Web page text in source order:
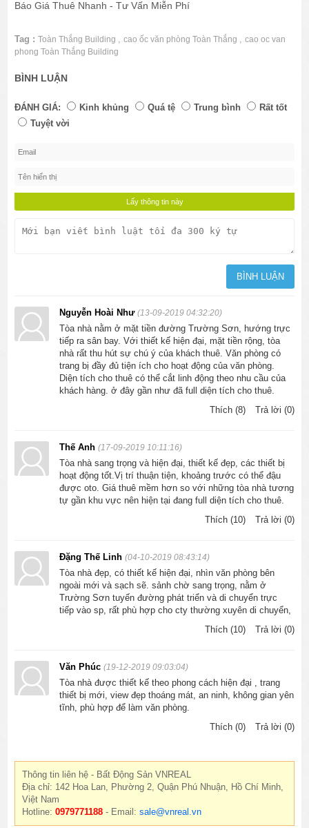
Báo Giá Thuê Nhanh - Tư Vấn Miễn Phí
Tag : Toàn Thắng Building ,cao ốc văn phòng Toàn Thắng ,cao oc van
phong Toàn Thắng Building
BÌNH LUẬN
ĐÁNH GIÁ: Kinh khủng Quá tệ Trung bình
Rất tốt
Tuyệt vời
Nguyễn Hoài Như(13-09-2019 04:32:20)
Tòa nhà nằm ở mặt tiền đường Trường Sơn, hướng trực
tiếp ra sân bay. Với thiết kế hiện đại, mặt tiền rộng, tòa
nhà rất thu hút sự chú ý của khách thuê. Văn phòng có
trang bị đầy đủ tiện ích cho hoạt động của văn phòng.
Diện tích cho thuê có thể cắt linh động theo nhu cầu của
khách hàng. ở đây gần như đã full diện tích cho thuê.
Thích (8)
Trả lời (0)
Thế Anh(17-09-2019 10:11:16)
Tòa nhà sang trọng và hiện đại, thiết kế đẹp, các thiết bị
hoạt động tốt.Vị trí thuận tiện, khoảng trước có thể đậu
được oto. Giá thuê mềm hơn so với những tòa nhà tương
tự gần khu vực nên hiện tại đang full diện tích cho thuê.
Thích (10)
Trả lời (0)
Đặng Thế Linh(04-10-2019 08:43:14)
Tòa nhà đẹp, có thiết kế hiện đại, nhìn văn phòng bên
ngoài mới và sạch sẽ. sảnh chờ sang trọng, nằm ở
Trường Sơn tuyến đường phát triển và di chuyển trực
tiếp vào sp, rất phù hợp cho cty thường xuyên di chuyển,
Thích (10)
Trả lời (0)
Văn Phúc(19-12-2019 09:03:04)
Tòa nhà được thiết kế theo phong cách hiện đại , trang
thiết bị mới, view đẹp thoáng mát, an ninh, không gian yên
tĩnh, phù hợp để làm văn phòng.
Thích (0)
Trả lời (0)
Thông tin liên hệ - Bất Động Sản VNREAL
Địa chỉ: 142 Hoa Lan, Phường 2, Quận Phú Nhuận, Hồ Chí Minh,
Việt Nam
Hotline:0979771188 - Email:sale@vnreal.vn